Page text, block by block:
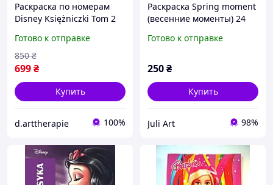
Раскраска по номерам
Disney Księżniczki Tom 2
польское издание
Готово к отправке
699₴
850 ₴
Купить
d.arttherapie 100%
Раскраска Spring moment
(весенние моменты) 24
Готово к отправке
250₴
Купить
Juli Art 98%